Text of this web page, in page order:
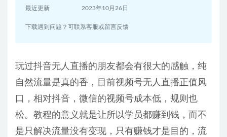
最近更新 2023年10月26日
下载遇到问题？可联系客服或留言反馈
玩过抖音无人直播的朋友都会有很大的感触，纯
自然流量是真的香，目前视频号无人直播正值风
口，相对抖音，微信的视频号成本低，规则也
松。教程的意义就是让所以学员都赚到钱，而不
是只解决流量没有变现，只有赚钱才是目的，流